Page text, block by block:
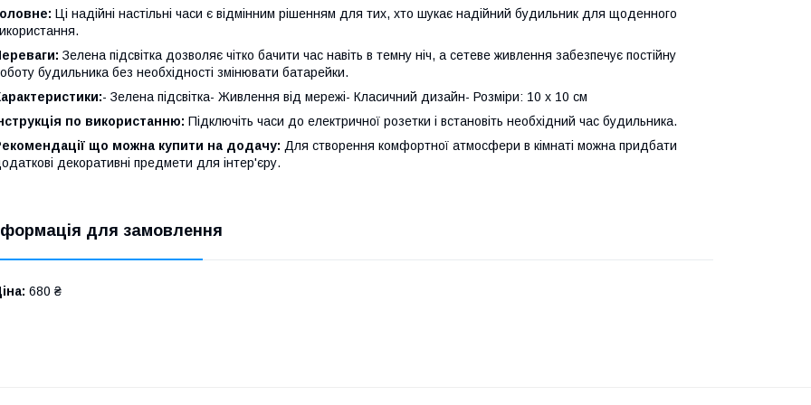
Ці надійні настільні часи є відмінним рішенням для тих, хто шукає надійний будильник для щоденного
Зелена підсвітка дозволяє чітко бачити час навіть в темну ніч, а сетеве живлення забезпечує постійну
будильника без необхідності змінювати батарейки.
- Зелена підсвітка- Живлення від мережі- Класичний дизайн- Розміри: 10 х 10 см
по використанню: Підключіть часи до електричної розетки і встановіть необхідний час будильника.
що можна купити на додачу: Для створення комфортної атмосфери в кімнаті можна придбати
декоративні предмети для інтер'єру.
для замовлення
680 ₴